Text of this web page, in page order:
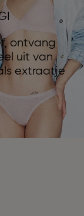
ontvang
uit van
extraatje